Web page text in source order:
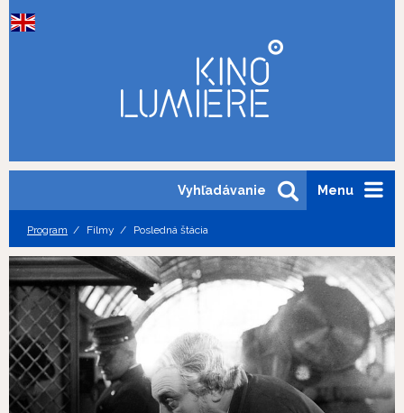
Menu
Vyhľadávanie
Program Filmy Posledná štácia